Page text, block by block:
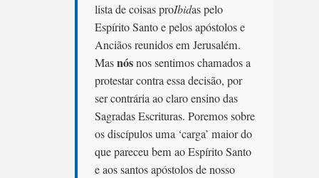
lista de coisas proIbidas pelo
Espírito Santo e pelos apóstolos e
Anciãos reunidos em Jerusalém.
Masnósnos sentimos chamados a
protestar contra essa decisão, por
ser contrária ao claro ensino das
Sagradas Escrituras. Poremos sobre
os discípulos uma ‘carga’ maior do
que pareceu bem ao Espírito Santo
e aos santos apóstolos de nosso